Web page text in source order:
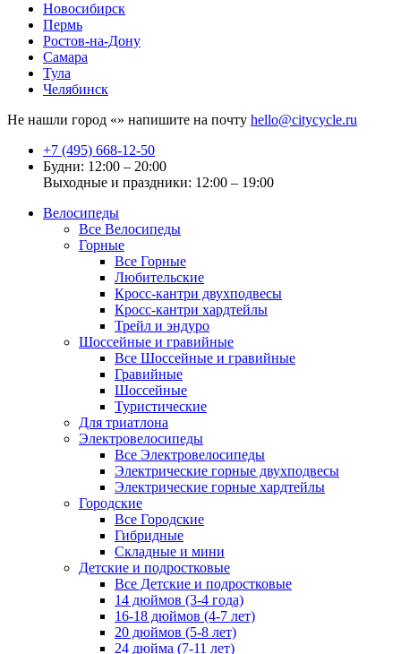
Новосибирск
Пермь
Ростов-на-Дону
Самара
Тула
Челябинск
Не нашли город «» напишите на почту hello@citycycle.ru
+7 (495) 668-12-50
Будни: 12:00 – 20:00
Выходные и праздники: 12:00 – 19:00
Велосипеды
Все Велосипеды
Горные
Все Горные
Любительские
Кросс-кантри двухподвесы
Кросс-кантри хардтейлы
Трейл и эндуро
Шоссейные и гравийные
Все Шоссейные и гравийные
Гравийные
Шоссейные
Туристические
Для триатлона
Электровелосипеды
Все Электровелосипеды
Электрические горные двухподвесы
Электрические горные хардтейлы
Городские
Все Городские
Гибридные
Складные и мини
Детские и подростковые
Все Детские и подростковые
14 дюймов (3-4 года)
16-18 дюймов (4-7 лет)
20 дюймов (5-8 лет)
24 дюйма (7-11 лет)